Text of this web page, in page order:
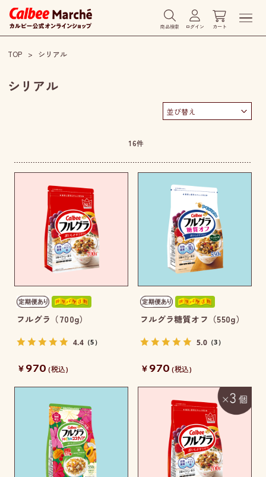
商品検索 ログイン カート
TOP シリアル
シリアル
16件
フルグラ（700g）
4.4 （5）
￥970 (税込)
フルグラ糖質オフ（550g）
5.0 （3）
￥970 (税込)